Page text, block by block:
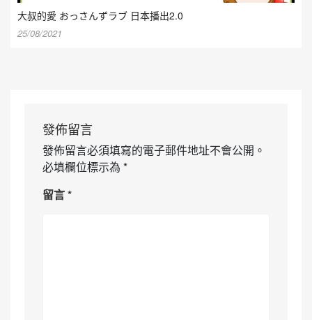
大叔的愛 おっさんずラブ 日本播出2.0
25/08/2021
發佈留言
發佈留言必須填寫的電子郵件地址不會公開。
必填欄位標示為 *
留言*